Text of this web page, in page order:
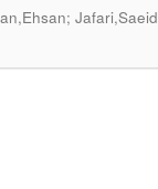
Jafari,Saeid